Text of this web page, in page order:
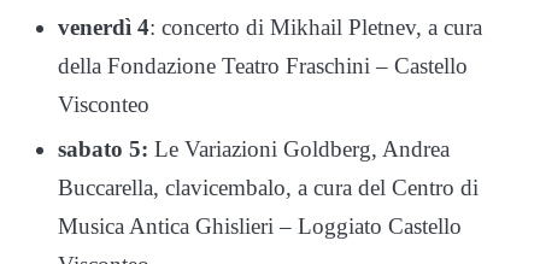
venerdì 4: concerto di Mikhail Pletnev, a cura
della Fondazione Teatro Fraschini – Castello
Visconteo
sabato 5: Le Variazioni Goldberg, Andrea
Buccarella, clavicembalo, a cura del Centro di
Musica Antica Ghislieri – Loggiato Castello